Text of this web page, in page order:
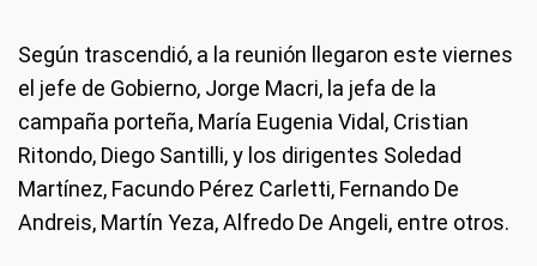
Según trascendió, a la reunión llegaron este viernes
el jefe de Gobierno, Jorge Macri, la jefa de la
campaña porteña, María Eugenia Vidal, Cristian
Ritondo, Diego Santilli, y los dirigentes Soledad
Martínez, Facundo Pérez Carletti, Fernando De
Andreis, Martín Yeza, Alfredo De Angeli, entre otros.